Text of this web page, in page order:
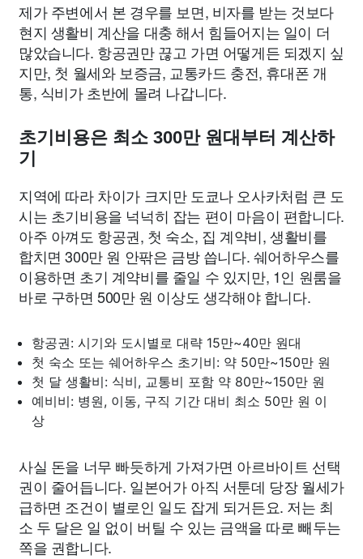
제가 주변에서 본 경우를 보면, 비자를 받는 것보다
현지 생활비 계산을 대충 해서 힘들어지는 일이 더
많았습니다. 항공권만 끊고 가면 어떻게든 되겠지 싶
지만, 첫 월세와 보증금, 교통카드 충전, 휴대폰 개
통, 식비가 초반에 몰려 나갑니다.
초기비용은 최소 300만 원대부터 계산하
기
지역에 따라 차이가 크지만 도쿄나 오사카처럼 큰 도
시는 초기비용을 넉넉히 잡는 편이 마음이 편합니다.
아주 아껴도 항공권, 첫 숙소, 집 계약비, 생활비를
합치면 300만 원 안팎은 금방 씁니다. 쉐어하우스를
이용하면 초기 계약비를 줄일 수 있지만, 1인 원룸을
바로 구하면 500만 원 이상도 생각해야 합니다.
항공권: 시기와 도시별로 대략 15만~40만 원대
첫 숙소 또는 쉐어하우스 초기비: 약 50만~150만 원
첫 달 생활비: 식비, 교통비 포함 약 80만~150만 원
예비비: 병원, 이동, 구직 기간 대비 최소 50만 원 이
상
사실 돈을 너무 빠듯하게 가져가면 아르바이트 선택
권이 줄어듭니다. 일본어가 아직 서툰데 당장 월세가
급하면 조건이 별로인 일도 잡게 되거든요. 저는 최
소 두 달은 일 없이 버틸 수 있는 금액을 따로 빼두는
쪽을 권합니다.